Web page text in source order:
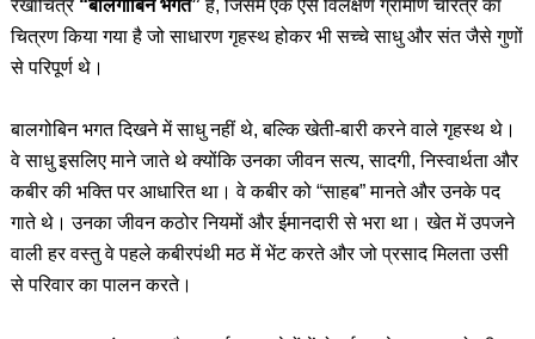
रेखाचित्र “बालगोबिन भगत” है, जिसमें एक ऐसे विलक्षण ग्रामीण चरित्र का
चित्रण किया गया है जो साधारण गृहस्थ होकर भी सच्चे साधु और संत जैसे गुणों
से परिपूर्ण थे।
बालगोबिन भगत दिखने में साधु नहीं थे, बल्कि खेती-बारी करने वाले गृहस्थ थे।
वे साधु इसलिए माने जाते थे क्योंकि उनका जीवन सत्य, सादगी, निस्वार्थता और
कबीर की भक्ति पर आधारित था। वे कबीर को “साहब” मानते और उनके पद
गाते थे। उनका जीवन कठोर नियमों और ईमानदारी से भरा था। खेत में उपजने
वाली हर वस्तु वे पहले कबीरपंथी मठ में भेंट करते और जो प्रसाद मिलता उसी
से परिवार का पालन करते।